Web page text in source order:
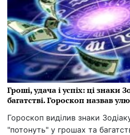
Гроші, удача і успіх: ці знаки
багатстві. Гороскоп назвав
Гороскоп виділив знаки
"потонуть" у грошах та